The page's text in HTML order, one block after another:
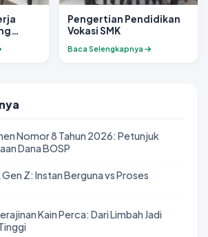
Pengertian Pendidikan
Vokasi SMK
Baca Selengkapnya
Nomor 8 Tahun 2026: Petunjuk
Dana BOSP
Z: Instan Berguna vs Proses
Kain Perca: Dari Limbah Jadi